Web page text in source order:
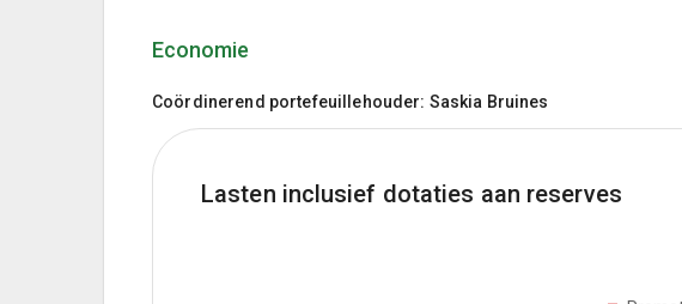
Economie
Coördinerend portefeuillehouder: Saskia Bruines
Lasten inclusief dotaties aan reserves